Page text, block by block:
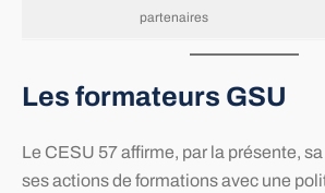
partenaires
Les formateurs GSU
Le CESU 57 affirme, par la présente,
ses actions de formations avec une